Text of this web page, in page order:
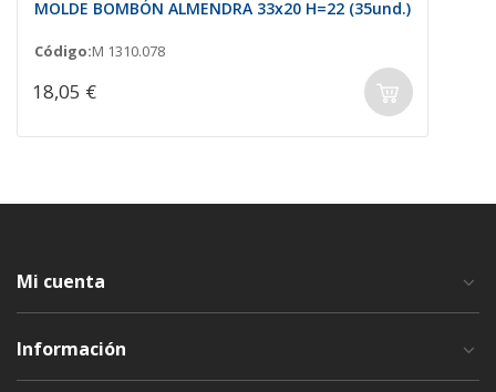
MOLDE BOMBÓN ALMENDRA 33x20 H=22 (35und.)
Código:M 1310.078
18,05 €
Mi cuenta
Información